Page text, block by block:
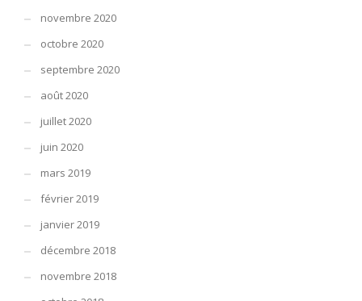
novembre 2020
octobre 2020
septembre 2020
août 2020
juillet 2020
juin 2020
mars 2019
février 2019
janvier 2019
décembre 2018
novembre 2018